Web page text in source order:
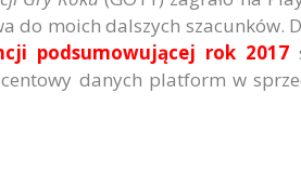
do moich dalszych szacunków.
podsumowującej rok 2017
danych platform w